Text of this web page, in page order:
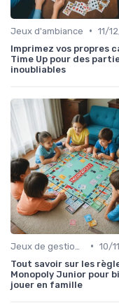
Jeux d'ambiance • 11/
Imprimez vos propres
Time Up pour des
inoubliables
• 10/
Tout savoir sur les
Monopoly Junior pour
jouer en famille